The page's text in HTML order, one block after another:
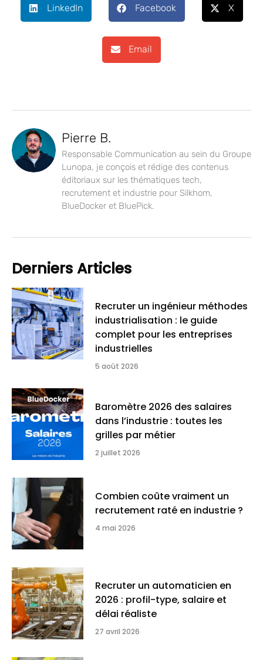
LinkedIn Facebook X
Email
Pierre B.
Responsable Communication au sein du Groupe
Lunopa, je conçois et rédige des contenus
éditoriaux sur les thématiques tech,
recrutement et industrie pour Silkhom,
BlueDocker et BluePick.
Derniers Articles
Recruter un ingénieur méthodes
industrialisation : le guide
complet pour les entreprises
industrielles
5 août 2026
Baromètre 2026 des salaires
dans l’industrie : toutes les
grilles par métier
2 juillet 2026
Combien coûte vraiment un
recrutement raté en industrie ?
4 mai 2026
Recruter un automaticien en
2026 : profil-type, salaire et
délai réaliste
27 avril 2026